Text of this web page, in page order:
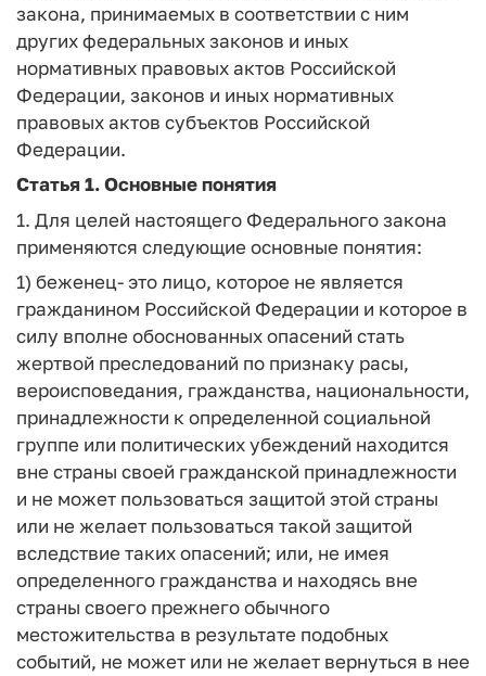
закона, принимаемых в соответствии с ним
других федеральных законов и иных
нормативных правовых актов Российской
Федерации, законов и иных нормативных
правовых актов субъектов Российской
Федерации.
Статья 1.Основные понятия
1. Для целей настоящего Федерального закона
применяются следующие основные понятия:
1) беженец- это лицо, которое не является
гражданином Российской Федерации и которое в
силу вполне обоснованных опасений стать
жертвой преследований по признаку расы,
вероисповедания, гражданства, национальности,
принадлежности к определенной социальной
группе или политических убеждений находится
вне страны своей гражданской принадлежности
и не может пользоваться защитой этой страны
или не желает пользоваться такой защитой
вследствие таких опасений; или, не имея
определенного гражданства и находясь вне
страны своего прежнего обычного
местожительства в результате подобных
событий, не может или не желает вернуться в нее